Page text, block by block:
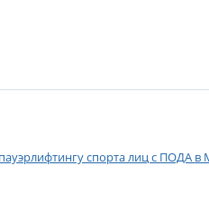
спорта лиц с ПОДА в